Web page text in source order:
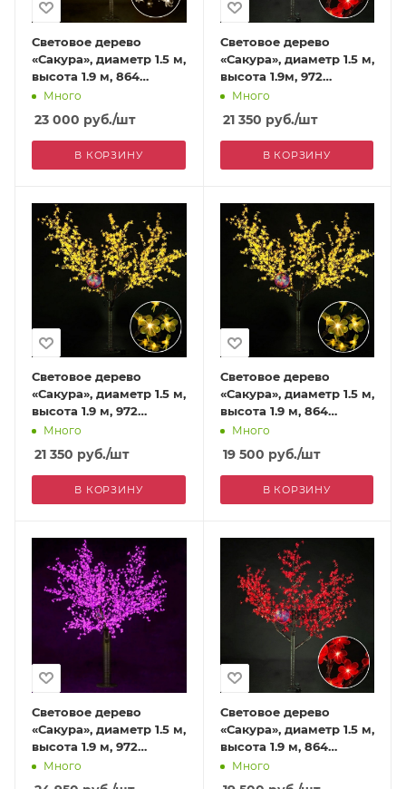
Световое дерево
«Сакура», диаметр 1.5 м,
высота 1.9 м, 864
лепестка, теплый
Много
23 000 руб./шт
В КОРЗИНУ
Световое дерево
«Сакура», диаметр 1.5 м,
высота 1.9м, 972
лепестка, красное
Много
21 350 руб./шт
В КОРЗИНУ
Световое дерево
«Сакура», диаметр 1.5 м,
высота 1.9 м, 972
лепестка, желтое
Много
21 350 руб./шт
В КОРЗИНУ
Световое дерево
«Сакура», диаметр 1.5 м,
высота 1.9 м, 864
лепестка, желтое
Много
19 500 руб./шт
В КОРЗИНУ
Световое дерево
«Сакура», диаметр 1.5 м,
высота 1.9 м, 972
лепестка, фиолетовое
Много
Световое дерево
«Сакура», диаметр 1.5 м,
высота 1.9 м, 864
лепестка, красное
Много